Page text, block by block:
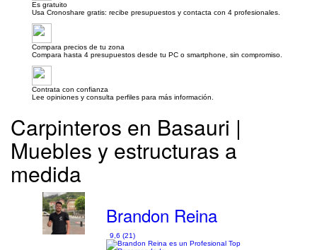
Es gratuito
Usa Cronoshare gratis: recibe presupuestos y contacta con 4 profesionales.
Compara precios de tu zona
Compara hasta 4 presupuestos desde tu PC o smartphone, sin compromiso.
Contrata con confianza
Lee opiniones y consulta perfiles para más información.
Carpinteros en Basauri |
Muebles y estructuras a
medida
Brandon Reina
9,6 (21)